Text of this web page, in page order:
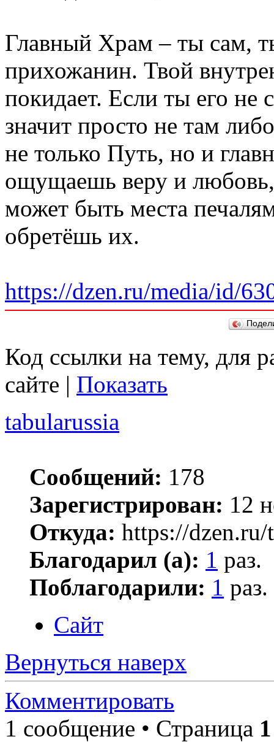
Главный Храм – ты сам,
прихожанин. Твой
покидает. Если ты его
значит просто не там
не только Путь, но и
ощущаешь веру и любовь,
может быть места
обретёшь их.
https://dzen.ru/media/id/
Код ссылки на тему, для
сайте | Показать
tabularussia
Сообщений: 178
Зарегистрирован: 12
Откуда: https://dzen.ru/
Благодарил (а): 1 раз.
Поблагодарили: 1 раз.
Сайт
Вернуться наверх
Комментировать
1 сообщение • Страница 1